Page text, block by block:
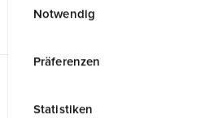
Notwendig
Präferenzen
Statistiken
PDF, 318 KB
Verlängerungskabel